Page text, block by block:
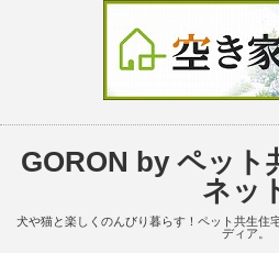
GORON by ペット
ネッ
犬や猫と楽しくのんびり暮らす！ペット共生住
ディア。